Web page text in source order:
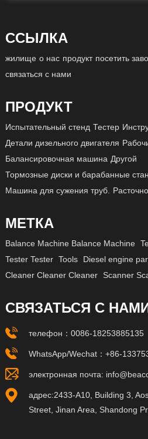
ССЫЛКА
жилище о нас продукт посетить
связаться с нами
ПРОДУКТ
Испытательный стенд Тестер
Детали дизельного двигателя
Балансировочная машина Другой
Тормозные диски и барабанные
Машина для сужения труб.
МЕТКА
Balance Machine Balance Machine
Tester Tester Tools Diesel engine
Cleaner Cleaner Cleaner
Scanner
СВЯЗАТЬСЯ С
телефон： 0086-18253885135
WhatsApp/Wechat： +86-
электронная почта:
адрес:2433-A10, Building 3,
Street, Jinan Area, Shandong